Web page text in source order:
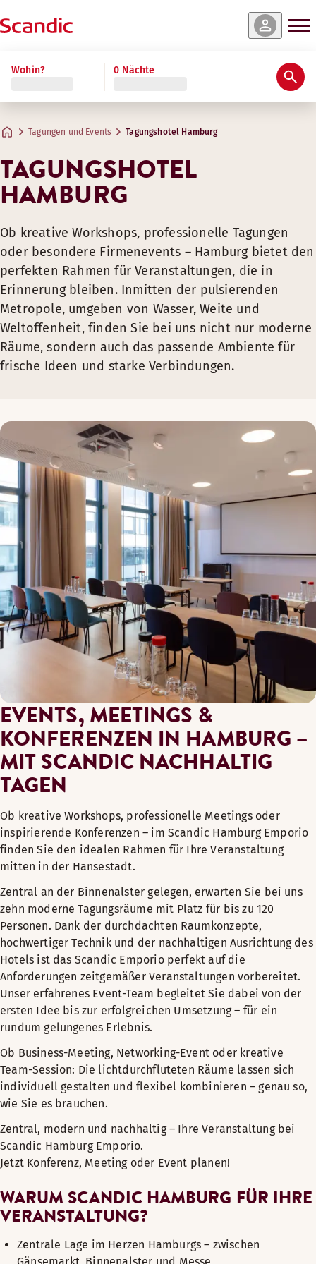
Wohin? 0 Nächte
Tagungen und Events Tagungshotel Hamburg
TAGUNGSHOTEL
HAMBURG
Ob kreative Workshops, professionelle Tagungen
oder besondere Firmenevents – Hamburg bietet den
perfekten Rahmen für Veranstaltungen, die in
Erinnerung bleiben. Inmitten der pulsierenden
Metropole, umgeben von Wasser, Weite und
Weltoffenheit, finden Sie bei uns nicht nur moderne
Räume, sondern auch das passende Ambiente für
frische Ideen und starke Verbindungen.
EVENTS, MEETINGS &
KONFERENZEN IN HAMBURG –
MIT SCANDIC NACHHALTIG
TAGEN
Ob kreative Workshops, professionelle Meetings oder
inspirierende Konferenzen – im Scandic Hamburg Emporio
finden Sie den idealen Rahmen für Ihre Veranstaltung
mitten in der Hansestadt.
Zentral an der Binnenalster gelegen, erwarten Sie bei uns
zehn moderne Tagungsräume mit Platz für bis zu 120
Personen. Dank der durchdachten Raumkonzepte,
hochwertiger Technik und der nachhaltigen Ausrichtung des
Hotels ist das Scandic Emporio perfekt auf die
Anforderungen zeitgemäßer Veranstaltungen vorbereitet.
Unser erfahrenes Event-Team begleitet Sie dabei von der
ersten Idee bis zur erfolgreichen Umsetzung – für ein
rundum gelungenes Erlebnis.
Ob Business-Meeting, Networking-Event oder kreative
Team-Session: Die lichtdurchfluteten Räume lassen sich
individuell gestalten und flexibel kombinieren – genau so,
wie Sie es brauchen.
Zentral, modern und nachhaltig – Ihre Veranstaltung bei
Scandic Hamburg Emporio.
Jetzt Konferenz, Meeting oder Event planen!
WARUM SCANDIC HAMBURG FÜR IHRE
VERANSTALTUNG?
Zentrale Lage im Herzen Hamburgs – zwischen